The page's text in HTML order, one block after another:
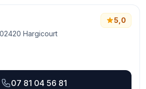
Hargicourt
5,0
07 81 04 56 81